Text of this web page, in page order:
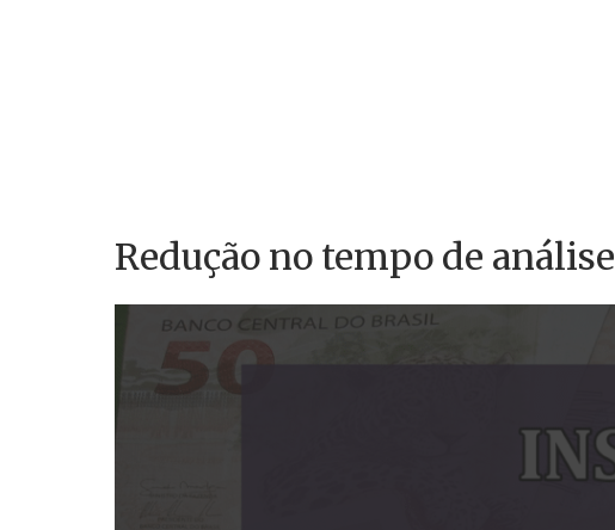
Redução no tempo de